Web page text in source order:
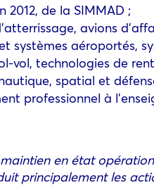
2012, de la SIMMAD ;
avions
systèmes aéroportés,
vol, technologies de
spatial et
professionnel à
en état
principalement les